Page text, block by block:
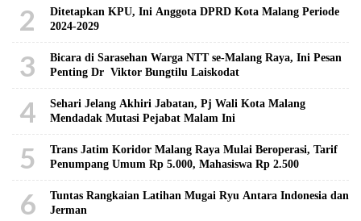
2
Ditetapkan KPU, Ini Anggota DPRD Kota Malang Periode
2024-2029
3
Bicara di Sarasehan Warga NTT se-Malang Raya, Ini Pesan
Penting Dr Viktor Bungtilu Laiskodat
4
Sehari Jelang Akhiri Jabatan, Pj Wali Kota Malang
Mendadak Mutasi Pejabat Malam Ini
5
Trans Jatim Koridor Malang Raya Mulai Beroperasi, Tarif
Penumpang Umum Rp 5.000, Mahasiswa Rp 2.500
6
Tuntas Rangkaian Latihan Mugai Ryu Antara Indonesia dan
Jerman